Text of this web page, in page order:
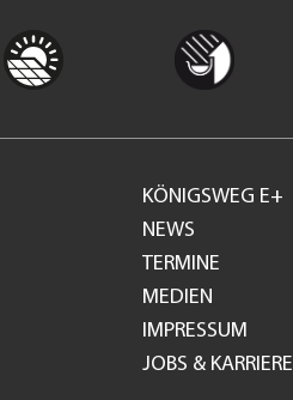
Footer
GH
KÖNIGSWEG E+
NEWS
TERMINE
MEDIEN
IMPRESSUM
JOBS & KARRIERE